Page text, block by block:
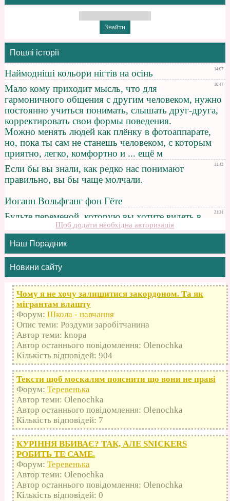
Пошлі історії
Щоб додати необхідна авторизація
Наш Порадник
Новини сайту
Чому я не хочу залишитися закордоном. Та як
мігрантам влашту
Форум: Школа - навчання
Опис теми: Роздуми заробітчанина
Автор теми: knopa
Автор останнього повідомлення: Olenochka
Кількість відповідей: 904
Тексти щоб москалям пояснити що вони не праві
Форум: Теревенька
Автор теми: Olenochka
Автор останнього повідомлення: Olenochka
Кількість відповідей: 7
КУРІННЯ ВБИВАЄ? ТАК, АЛЕ SNICKERS
РОБИТЬ ТЕ САМЕ.
Форум: Теревенька
Автор теми: Olenochka
Автор останнього повідомлення: Olenochka
Кількість відповідей: 0